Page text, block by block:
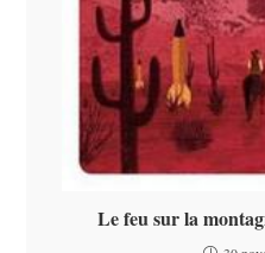
Le feu sur la